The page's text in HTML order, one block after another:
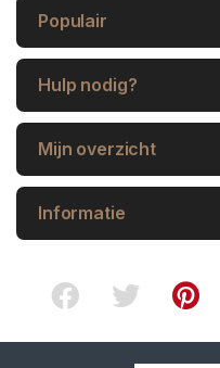
Populair
Hulp nodig?
Mijn overzicht
Informatie